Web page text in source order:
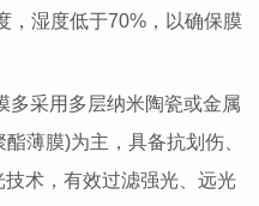
，湿度低于70%，以确保膜
采用多层纳米陶瓷或金属
薄膜)为主，具备抗划伤、
术，有效过滤强光、远光